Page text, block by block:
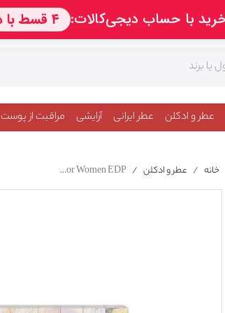
عطر و ادکلن عطر ایرانی آرایشی مراقبت از پوست
خانه / عطر و ادکلن /
Amouage Beach Hut For Women EDP